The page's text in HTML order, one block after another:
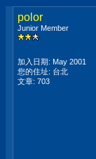
polor
Junior Member
加入日期: May 2001
您的住址: 台北
文章: 703